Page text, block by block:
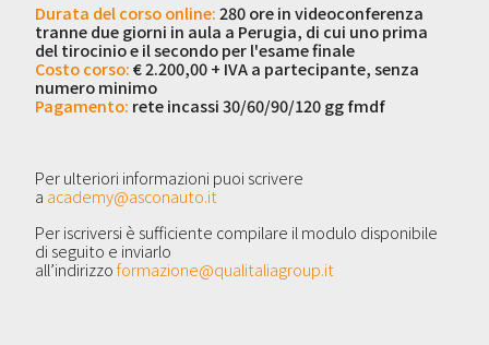
Durata del corso online: 280 ore in videoconferenza
trannedue giorni in aula a Perugia, di cui uno prima
del tirocinio e il secondo per l'esame finale
Costo corso: € 2.200,00 + IVA a partecipante, senza
numero minimo
Pagamento: rete incassi 30/60/90/120 gg fmdf
Per ulteriori informazioni puoi scrivere
a academy@asconauto.it
Per iscriversi è sufficiente compilare il modulo disponibile
di seguito e inviarlo
all’indirizzoformazione@qualitaliagroup.it